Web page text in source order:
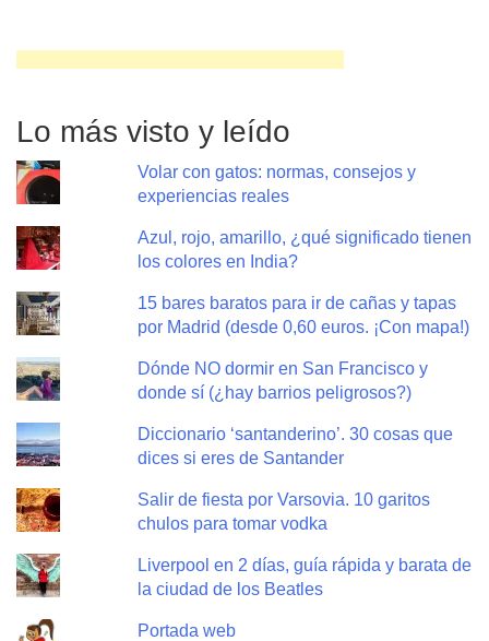
Lo más visto y leído
Volar con gatos: normas, consejos y
experiencias reales
Azul, rojo, amarillo, ¿qué significado tienen
los colores en India?
15 bares baratos para ir de cañas y tapas
por Madrid (desde 0,60 euros. ¡Con mapa!)
Dónde NO dormir en San Francisco y
donde sí (¿hay barrios peligrosos?)
Diccionario ‘santanderino’. 30 cosas que
dices si eres de Santander
Salir de fiesta por Varsovia. 10 garitos
chulos para tomar vodka
Liverpool en 2 días, guía rápida y barata de
la ciudad de los Beatles
Portada web